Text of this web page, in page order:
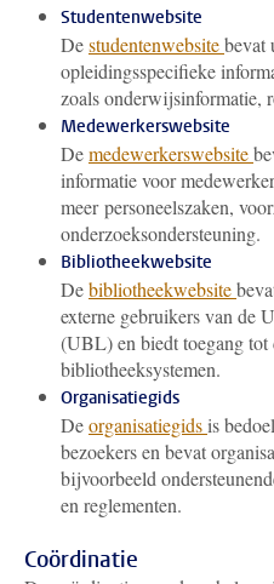
Studentenwebsite
Destudentenwebsitebevat
opleidingsspecifieke
zoals onderwijsinformatie,
Medewerkerswebsite
Demedewerkerswebsite
informatie voor
meer personeelszaken,
onderzoeksondersteuning.
Bibliotheekwebsite
Debibliotheekwebsite
externe gebruikers van de
(UBL) en biedt toegang tot
bibliotheeksystemen.
Organisatiegids
Deorganisatiegidsis
bezoekers en bevat
bijvoorbeeld
en reglementen.
Coördinatie